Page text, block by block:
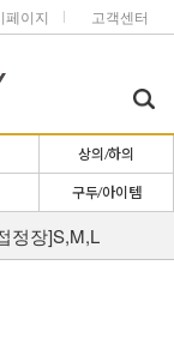
페이지 고객센터
상의/하의
구두/아이템
정장]S,M,L